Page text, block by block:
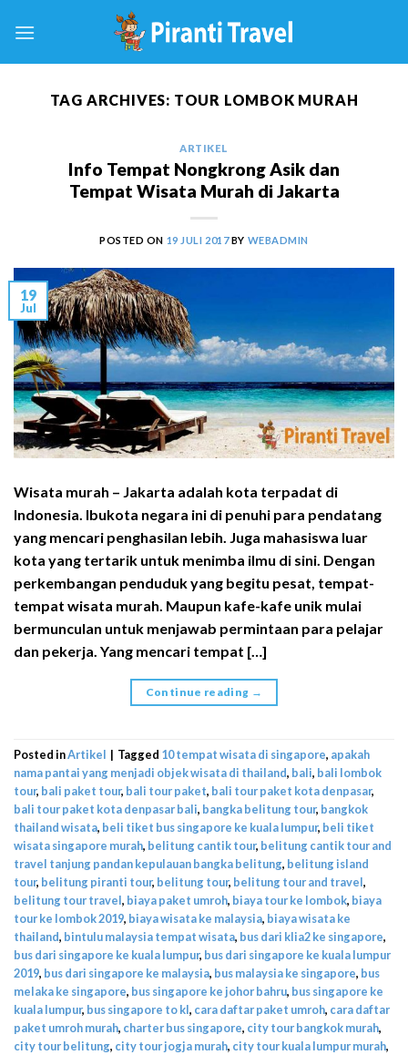
TAG ARCHIVES: TOUR LOMBOK MURAH
ARTIKEL
Info Tempat Nongkrong Asik dan
Tempat Wisata Murah di Jakarta
POSTED ON 19 JULI 2017BY WEBADMIN
19
Jul
Wisata murah – Jakarta adalah kota terpadat di
Indonesia. Ibukota negara ini di penuhi para pendatang
yang mencari penghasilan lebih. Juga mahasiswa luar
kota yang tertarik untuk menimba ilmu di sini. Dengan
perkembangan penduduk yang begitu pesat, tempat-
tempat wisata murah. Maupun kafe-kafe unik mulai
bermunculan untuk menjawab permintaan para pelajar
dan pekerja. Yang mencari tempat […]
Continue reading →
Posted inArtikel | Tagged 10 tempat wisata di singapore, apakah
nama pantai yang menjadi objek wisata di thailand, bali, bali lombok
tour, bali paket tour, bali tour paket, bali tour paket kota denpasar,
bali tour paket kota denpasar bali, bangka belitung tour, bangkok
thailand wisata, beli tiket bus singapore ke kuala lumpur, beli tiket
wisata singapore murah, belitung cantik tour, belitung cantik tour and
travel tanjung pandan kepulauan bangka belitung, belitung island
tour, belitung piranti tour, belitung tour, belitung tour and travel,
belitung tour travel, biaya paket umroh, biaya tour ke lombok, biaya
tour ke lombok 2019, biaya wisata ke malaysia, biaya wisata ke
thailand, bintulu malaysia tempat wisata, bus dari klia2 ke singapore,
bus dari singapore ke kuala lumpur, bus dari singapore ke kuala lumpur
2019, bus dari singapore ke malaysia, bus malaysia ke singapore, bus
melaka ke singapore, bus singapore ke johor bahru, bus singapore ke
kuala lumpur, bus singapore to kl, cara daftar paket umroh, cara daftar
paket umroh murah, charter bus singapore, city tour bangkok murah,
city tour belitung, city tour jogja murah, city tour kuala lumpur murah,